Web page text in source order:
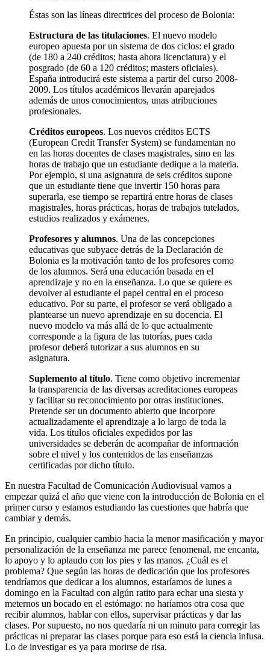
Éstas son las líneas directrices del proceso de Bolonia:
Estructura de las titulaciones. El nuevo modelo
europeo apuesta por un sistema de dos ciclos: el grado
(de 180 a 240 créditos; hasta ahora licenciatura) y el
posgrado (de 60 a 120 créditos; masters oficiales).
España introducirá este sistema a partir del curso 2008-
2009. Los títulos académicos llevarán aparejados
además de unos conocimientos, unas atribuciones
profesionales.
Créditos europeos. Los nuevos créditos ECTS
(European Credit Transfer System) se fundamentan no
en las horas docentes de clases magistrales, sino en las
horas de trabajo que un estudiante dedique a la materia.
Por ejemplo, si una asignatura de seis créditos supone
que un estudiante tiene que invertir 150 horas para
superarla, ese tiempo se repartirá entre horas de clases
magistrales, horas prácticas, horas de trabajos tutelados,
estudios realizados y exámenes.
Profesores y alumnos. Una de las concepciones
educativas que subyace detrás de la Declaración de
Bolonia es la motivación tanto de los profesores como
de los alumnos. Será una educación basada en el
aprendizaje y no en la enseñanza. Lo que se quiere es
devolver al estudiante el papel central en el proceso
educativo. Por su parte, el profesor se verá obligado a
plantearse un nuevo aprendizaje en su docencia. El
nuevo modelo va más allá de lo que actualmente
corresponde a la figura de las tutorías, pues cada
profesor deberá tutorizar a sus alumnos en su
asignatura.
Suplemento al título. Tiene como objetivo incrementar
la transparencia de las diversas acreditaciones europeas
y facilitar su reconocimiento por otras instituciones.
Pretende ser un documento abierto que incorpore
actualizadamente el aprendizaje a lo largo de toda la
vida. Los títulos oficiales expedidos por las
universidades se deberán de acompañar de información
sobre el nivel y los contenidos de las enseñanzas
certificadas por dicho título.
En nuestra Facultad de Comunicación Audiovisual vamos a
empezar quizá el año que viene con la introducción de Bolonia en el
primer curso y estamos estudiando las cuestiones que habría que
cambiar y demás.
En principio, cualquier cambio hacia la menor masificación y mayor
personalización de la enseñanza me parece fenomenal, me encanta,
lo apoyo y lo aplaudo con los pies y las manos. ¿Cuál es el
problema? Que según las horas de dedicación que los profesores
tendríamos que dedicar a los alumnos, estaríamos de lunes a
domingo en la Facultad con algún ratito para echar una siesta y
meternos un bocado en el estómago: no haríamos otra cosa que
recibir alumnos, hablar con ellos, supervisar prácticas y dar las
clases. Por supuesto, no nos quedaría ni un minuto para corregir las
prácticas ni preparar las clases porque para eso está la ciencia infusa.
Lo de investigar es ya para morirse de risa.